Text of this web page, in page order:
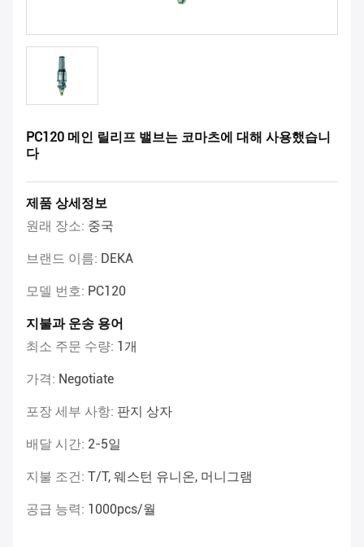
PC120 메인 릴리프 밸브는 코마츠에 대해 사용했습니
다
제품 상세정보
원래 장소: 중국
브랜드 이름: DEKA
모델 번호: PC120
지불과 운송 용어
최소 주문 수량: 1개
가격: Negotiate
포장 세부 사항: 판지 상자
배달 시간: 2-5일
지불 조건: T/T, 웨스턴 유니온, 머니그램
공급 능력: 1000pcs/월